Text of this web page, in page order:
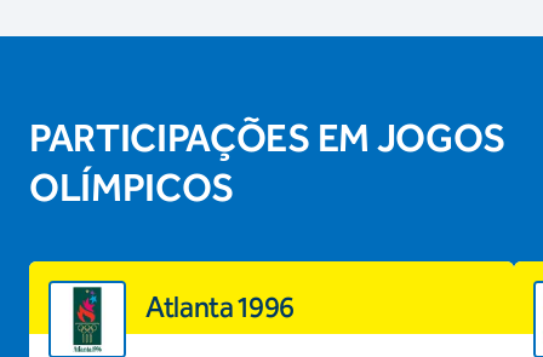
PARTICIPAÇÕES EM JOGOS
OLÍMPICOS
Atlanta 1996